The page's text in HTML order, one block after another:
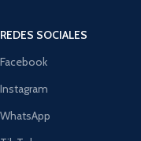
REDES SOCIALES
Facebook
Instagram
WhatsApp